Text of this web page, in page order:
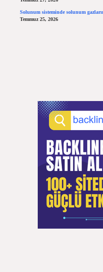
Solunum sisteminde solunum
Temmuz 25, 2026